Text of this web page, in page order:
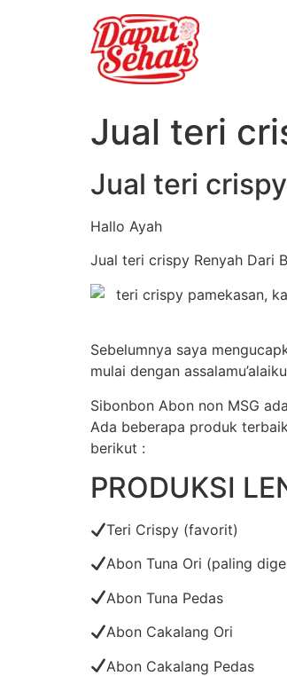
Jual teri
Jual teri
Hallo Ayah
Jual teri crispy Renyah Dari
Sebelumnya saya
mulai dengan
Sibonbon Abon non MSG
Ada beberapa produk
berikut :
PRODUKSI
Teri Crispy (favorit)
Abon Tuna Ori (paling
Abon Tuna Pedas
Abon Cakalang Ori
Abon Cakalang Pedas